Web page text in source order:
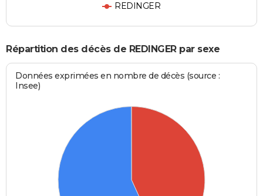
REDINGER
Répartition des décès de REDINGER par sexe
Données exprimées en nombre de décès (source :
Insee)